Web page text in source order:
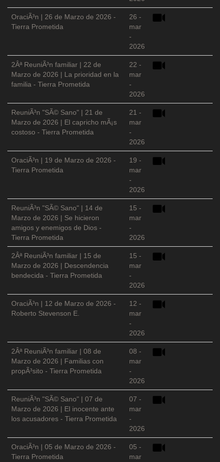
OraciÃ³n | 26 de Marzo de 2026 -
Tierra Prometida
26 -
mar
-
2026
2Âª ReuniÃ³n familiar | 22 de
Marzo de 2026 | La prioridad en la
familia - Tierra Prometida
22 -
mar
-
2026
ReuniÃ³n "SÃ© Sano" | 21 de
Marzo de 2026 | El capricho mÃ¡s
costoso - Tierra Prometida
21 -
mar
-
2026
OraciÃ³n | 19 de Marzo de 2026 -
Tierra Prometida
19 -
mar
-
2026
ReuniÃ³n "SÃ© Sano" | 14 de
Marzo de 2026 | Se hicieron
amigos y enemigos de Dios -
Tierra Prometida
15 -
mar
-
2026
2Âª ReuniÃ³n familiar | 15 de
Marzo de 2026 | Descendencia
bendecida - Tierra Prometida
15 -
mar
-
2026
OraciÃ³n | 12 de Marzo de 2026 -
Roberto Stevenson E.
12 -
mar
-
2026
2Âª ReuniÃ³n familiar | 08 de
Marzo de 2026 | Familias con
propÃ³sito - Tierra Prometida
08 -
mar
-
2026
ReuniÃ³n "SÃ© Sano" | 07 de
Marzo de 2026 | El inocente ante
los acusadores - Tierra Prometida
07 -
mar
-
2026
OraciÃ³n | 05 de Marzo de 2026 -
Tierra Prometida
05 -
mar